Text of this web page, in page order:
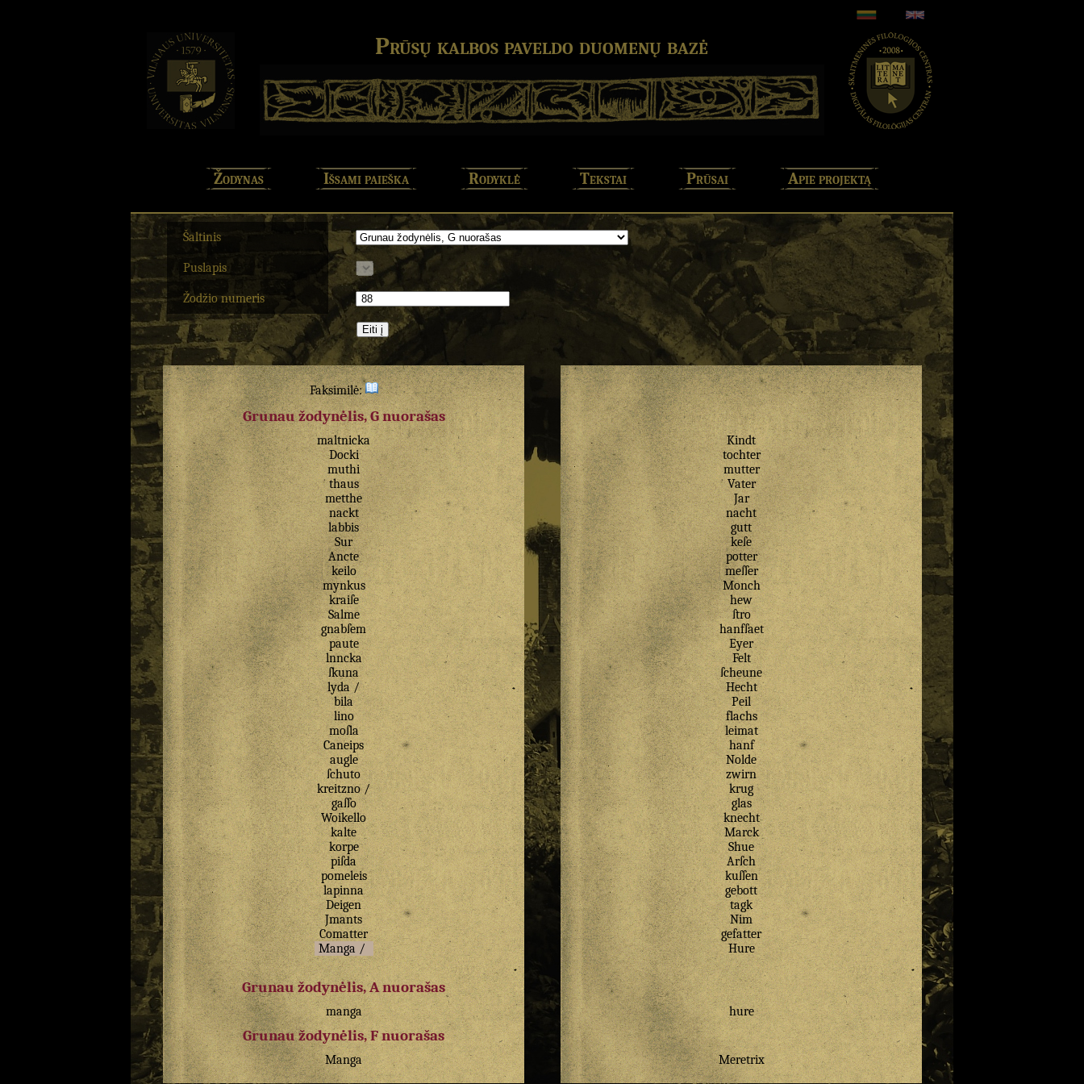
Prūsų kalbos paveldo duomenų bazė
Žodynas Išsami paieška Rodyklė Tekstai Prūsai Apie projektą
Šaltinis
Puslapis
Žodžio numeris
Faksimilė:
Grunau žodynėlis, G nuorašas
maltnicka
Docki
muthi
thaus
metthe
nackt
labbis
Sur
Ancte
keilo
mynkus
kraiſe
Salme
gnabſem
paute
lnncka
ſkuna
lyda/
bila
lino
moſla
Caneips
augle
ſchuto
kreitzno/
gaſſo
Woikello
kalte
korpe
piſda
pomeleis
lapinna
Deigen
Jmants
Comatter
Manga /
Grunau žodynėlis, A nuorašas
manga
Grunau žodynėlis, F nuorašas
Manga
Kindt
tochter
mutter
Vater
Jar
nacht
gutt
keſe
potter
meſſer
Monch
hew
ſtro
hanfſaet
Eyer
Felt
ſcheune
Hecht
Peil
flachs
leimat
hanf
Nolde
zwirn
krug
glas
knecht
Marck
Shue
Arſch
kuſſen
gebott
tagk
Nim
gefatter
Hure
hure
Meretrix